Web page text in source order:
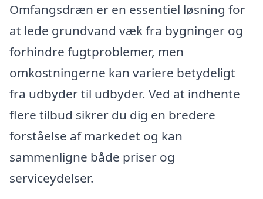
Omfangsdræn er en essentiel løsning for
at lede grundvand væk fra bygninger og
forhindre fugtproblemer, men
omkostningerne kan variere betydeligt
fra udbyder til udbyder. Ved at indhente
flere tilbud sikrer du dig en bredere
forståelse af markedet og kan
sammenligne både priser og
serviceydelser.